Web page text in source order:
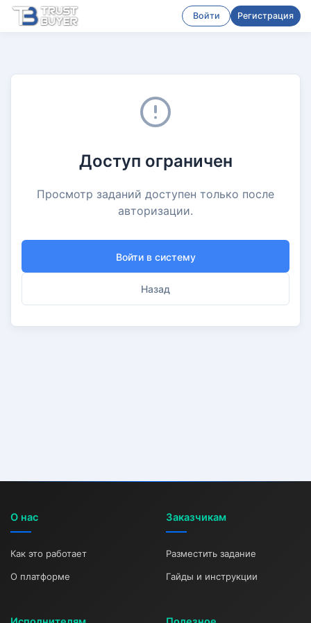
Войти Регистрация
Доступ ограничен
Просмотр заданий доступен только после
авторизации.
Войти в систему
Назад
О нас
Как это работает
О платформе
Заказчикам
Разместить задание
Гайды и инструкции